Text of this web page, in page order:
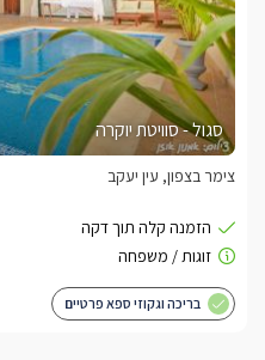
סגול - סוויטת יוקרה
צימר בצפון, עין יעקב
בריכה וגקוזי ספא פרטיים